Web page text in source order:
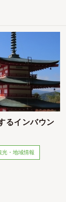
るインバウン
光・地域情報